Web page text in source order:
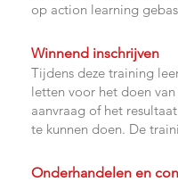
op action learning
Winnend inschrijven
Tijdens deze training
letten voor het doen
aanvraag of het
te kunnen doen. De
Onderhandelen en